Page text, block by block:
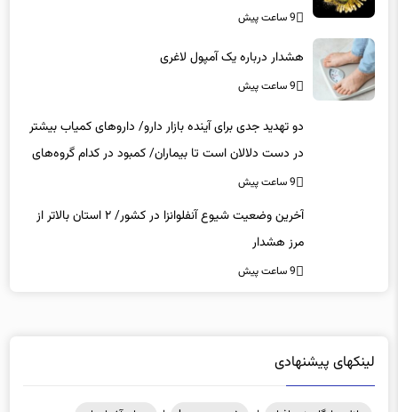
9 ساعت پیش
هشدار درباره یک آمپول لاغری
9 ساعت پیش
دو تهدید جدی برای آینده بازار دارو/ داروهای کمیاب بیشتر
در دست دلالان است تا بیماران/ کمبود در کدام گروه‌های
دارویی محسوس‌تر است؟
9 ساعت پیش
آخرین وضعیت شیوع آنفلوانزا در کشور/ ۲ استان بالاتر از
مرز هشدار
9 ساعت پیش
لینکهای پیشنهادی